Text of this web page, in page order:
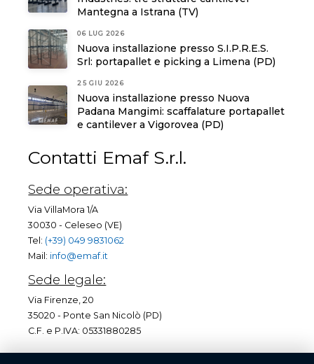
Mantegna a Istrana (TV)
06 LUG 2026
Nuova installazione presso S.I.P.R.E.S.
Srl: portapallet e picking a Limena (PD)
25 GIU 2026
Nuova installazione presso Nuova
Padana Mangimi: scaffalature portapallet
e cantilever a Vigorovea (PD)
Contatti Emaf S.r.l.
Sede operativa:
Via VillaMora 1/A
30030 - Celeseo (VE)
Tel: (+39) 049 9831062
Mail: info@emaf.it
Sede legale:
Via Firenze, 20
35020 - Ponte San Nicolò (PD)
C.F. e P.IVA: 05331880285